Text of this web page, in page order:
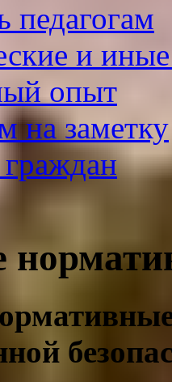
и
опыт
на заметку